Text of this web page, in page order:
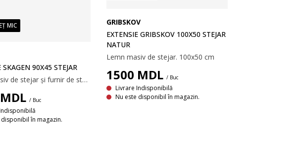
MIC
SKAGEN 90X45 STEJAR
Lemn masiv de stejar și furnir de stejar. 90x45 cm
MDL / Buc
în magazin.
GRIBSKOV
EXTENSIE GRIBSKOV 100X50 STEJAR
NATUR
Lemn masiv de stejar. 100x50 cm
1500 MDL / Buc
Livrare Indisponibilă
Nu este disponibil în magazin.